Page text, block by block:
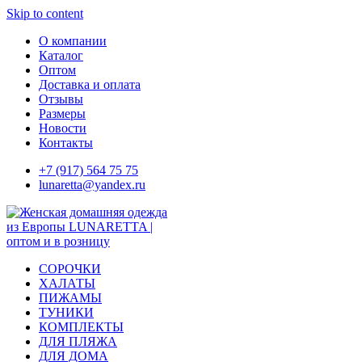
Skip to content
О компании
Каталог
Оптом
Доставка и оплата
Отзывы
Размеры
Новости
Контакты
+7 (917) 564 75 75
lunaretta@yandex.ru
СОРОЧКИ
ХАЛАТЫ
ПИЖАМЫ
ТУНИКИ
КОМПЛЕКТЫ
ДЛЯ ПЛЯЖА
ДЛЯ ДОМА